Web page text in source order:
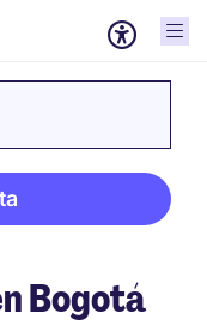
Bogotá